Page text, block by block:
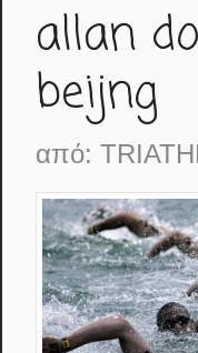
allan
beijng
από: